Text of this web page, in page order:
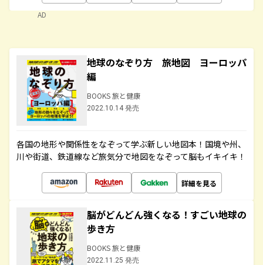
AD
地球のなぞり方 旅地図 ヨーロッパ
編
BOOKS 旅と健康
2022.10.14 発売
各国の地形や関係性をなぞって学ぶ新しい地図本！国境や州、
川や街道、鉄道線など旅気分で地図をなぞって脳もイキイキ！
詳細を見る
脳がどんどん強くなる！すごい地球の
歩き方
BOOKS 旅と健康
2022.11.25 発売